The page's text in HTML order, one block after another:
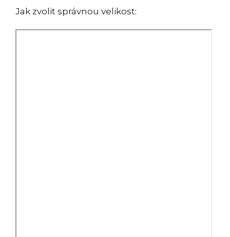
Jak zvolit správnou velikost: